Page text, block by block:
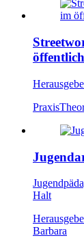
Praxis
Halt
Barbara